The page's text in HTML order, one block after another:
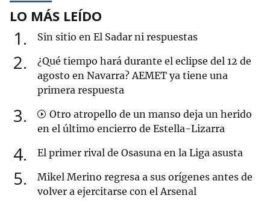
LO MÁS LEÍDO
1 Sin sitio en El Sadar ni respuestas
2
¿Qué tiempo hará durante el eclipse del 12 de
agosto en Navarra? AEMET ya tiene una
primera respuesta
3
Otro atropello de un manso deja un herido
en el último encierro de Estella-Lizarra
4 El primer rival de Osasuna en la Liga asusta
5
Mikel Merino regresa a sus orígenes antes de
volver a ejercitarse con el Arsenal